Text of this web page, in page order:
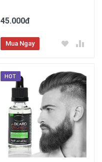
45.000đ
Mua Ngay
HOT